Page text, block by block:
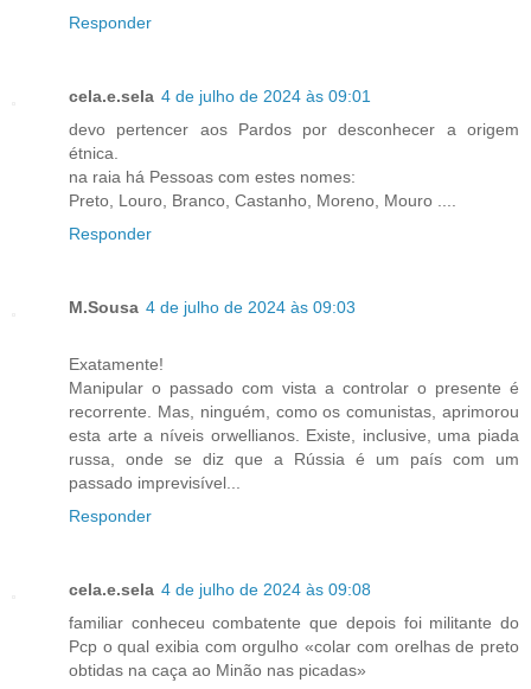
Responder
cela.e.sela 4 de julho de 2024 às 09:01
devo pertencer aos Pardos por desconhecer a origem
étnica.
na raia há Pessoas com estes nomes:
Preto, Louro, Branco, Castanho, Moreno, Mouro ....
Responder
M.Sousa 4 de julho de 2024 às 09:03
Exatamente!
Manipular o passado com vista a controlar o presente é
recorrente. Mas, ninguém, como os comunistas, aprimorou
esta arte a níveis orwellianos. Existe, inclusive, uma piada
russa, onde se diz que a Rússia é um país com um
passado imprevisível...
Responder
cela.e.sela 4 de julho de 2024 às 09:08
familiar conheceu combatente que depois foi militante do
Pcp o qual exibia com orgulho «colar com orelhas de preto
obtidas na caça ao Minão nas picadas»